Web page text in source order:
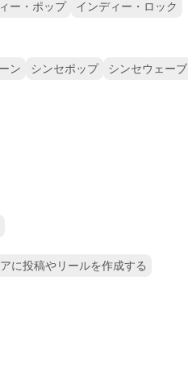
ー・ポップ
インディー・ロック
ン シンセポップ シンセウェーブ
に投稿やリールを作成する